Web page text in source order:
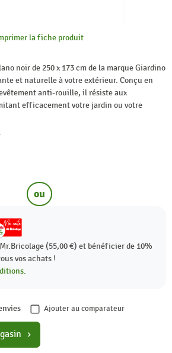
la fiche produit
noir de 250 x 173 cm de la marque Giardino
et naturelle à votre extérieur. Conçu en
anti-rouille, il résiste aux
efficacement votre jardin ou votre
ou
(55,00 €) et bénéficier de 10%
vos achats !
Ajouter au comparateur
chevron_right